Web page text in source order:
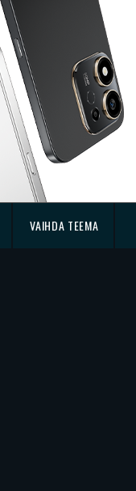
VAIHDA TEEMA